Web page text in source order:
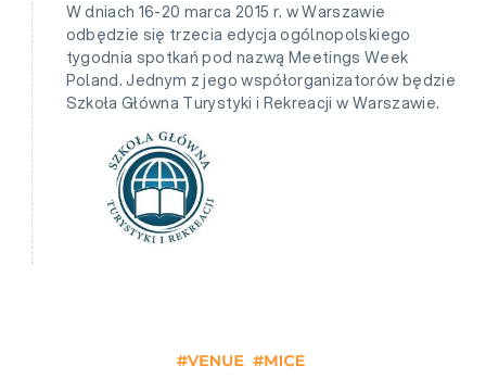
W dniach 16-20 marca 2015 r. w Warszawie
odbędzie się trzecia edycja ogólnopolskiego
tygodnia spotkań pod nazwą Meetings Week
Poland. Jednym z jego współorganizatorów będzie
Szkoła Główna Turystyki i Rekreacji w Warszawie.